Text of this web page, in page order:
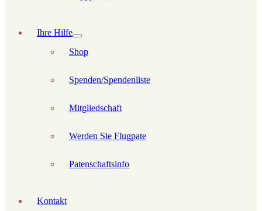
Ihre Hilfe
Shop
Spenden/Spendenliste
Mitgliedschaft
Werden Sie Flugpate
Patenschaftsinfo
Kontakt